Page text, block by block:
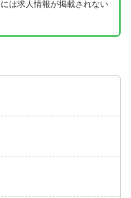
は求人情報が掲載されない